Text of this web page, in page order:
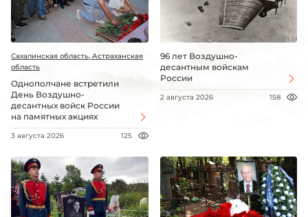
Сахалинская область, Астраханская
область
Однополчане встретили
День Воздушно-
десантных войск России
на памятных акциях
3 августа 2026 125
96 лет Воздушно-
десантным войскам
России
2 августа 2026 158